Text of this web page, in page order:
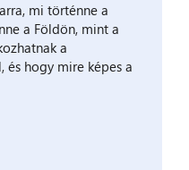
mi történne a
a Földön, mint a
a
és hogy mire képes a